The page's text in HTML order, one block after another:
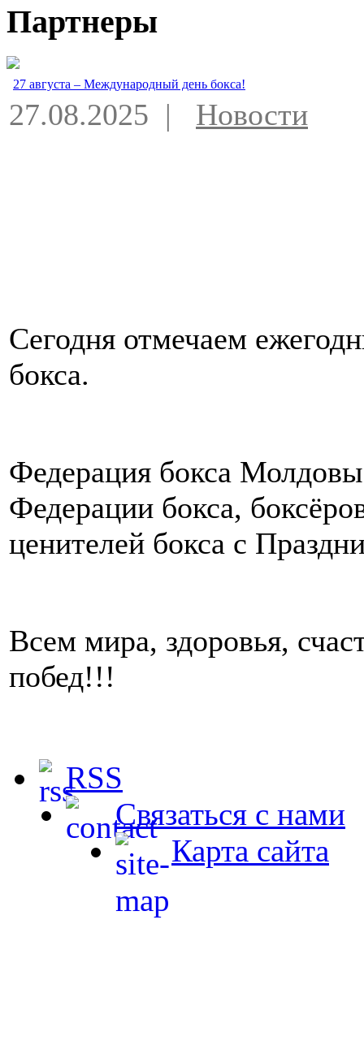
Партнеры
27 августа – Международный день бокса!
27.08.2025 | Новости
Сегодня отмечаем
бокса.
Федерация бокса
Федерации бокса,
ценителей бокса с
Всем мира, здоровья,
побед!!!
RSS
Связаться с нами
Карта сайта